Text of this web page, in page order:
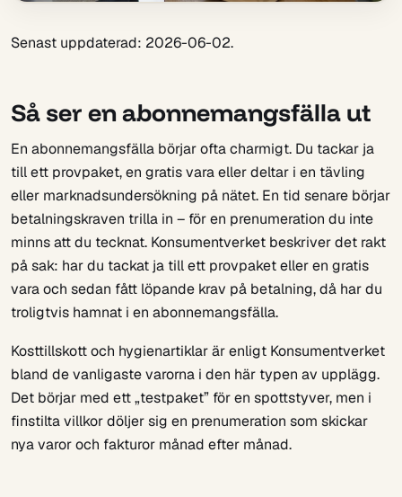
Senast uppdaterad: 2026-06-02.
Så ser en abonnemangsfälla ut
En abonnemangsfälla börjar ofta charmigt. Du tackar ja
till ett provpaket, en gratis vara eller deltar i en tävling
eller marknadsundersökning på nätet. En tid senare börjar
betalningskraven trilla in – för en prenumeration du inte
minns att du tecknat. Konsumentverket beskriver det rakt
på sak: har du tackat ja till ett provpaket eller en gratis
vara och sedan fått löpande krav på betalning, då har du
troligtvis hamnat i en abonnemangsfälla.
Kosttillskott och hygienartiklar är enligt Konsumentverket
bland de vanligaste varorna i den här typen av upplägg.
Det börjar med ett „testpaket” för en spottstyver, men i
finstilta villkor döljer sig en prenumeration som skickar
nya varor och fakturor månad efter månad.